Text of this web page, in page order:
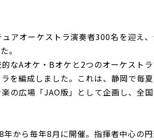
アオーケストラ演奏者300名を迎え
。
なAオケ・Bオケと2つのオーケスト
を編成しました。これは、静岡で毎
広場「JAO版」として企画し、全国
から毎年8月に開催。指揮者中心の